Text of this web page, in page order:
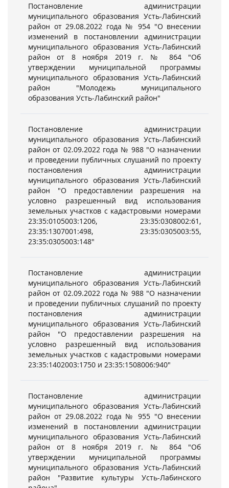
Постановление администрации
муниципального образования Усть-Лабинский
район от 29.08.2022 года № 954 "О внесении
изменений в постановлении администрации
муниципального образования Усть-Лабинский
район от 8 ноября 2019 г. № 864 "Об
утверждении муниципальной программы
муниципального образования Усть-Лабинский
район "Молодежь муниципального
образования Усть-Лабинский район"
Постановление администрации
муниципального образования Усть-Лабинский
район от 02.09.2022 года № 988 "О назначении
и проведении публичных слушаний по проекту
постановления администрации
муниципального образования Усть-Лабинский
район "О предоставлении разрешения на
условно разрешенный вид использования
земельных участков с кадастровыми номерами
23:35:0105003:1206, 23:35:0308002:61,
23:35:1307001:498, 23:35:0305003:55,
23:35:0305003:148"
Постановление администрации
муниципального образования Усть-Лабинский
район от 02.09.2022 года № 988 "О назначении
и проведении публичных слушаний по проекту
постановления администрации
муниципального образования Усть-Лабинский
район "О предоставлении разрешения на
условно разрешенный вид использования
земельных участков с кадастровыми номерами
23:35:1402003:1750 и 23:35:1508006:940"
Постановление администрации
муниципального образования Усть-Лабинский
район от 29.08.2022 года № 955 "О внесении
изменений в постановлении администрации
муниципального образования Усть-Лабинский
район от 8 ноября 2019 г. № 864 "Об
утверждении муниципальной программы
муниципального образования Усть-Лабинский
район "Развитие культуры Усть-Лабинского